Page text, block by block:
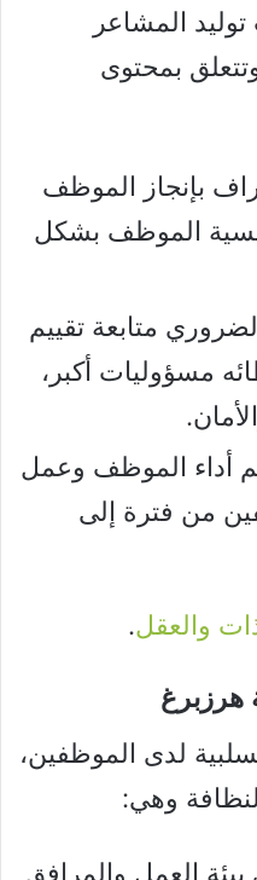
المشاعر
بمحتوى
بإنجاز الموظف
الموظف بشكل
متابعة تقييم
مسؤوليات أكبر،
أداء الموظف وعمل
من فترة إلى
والعقل.
لدى الموظفين،
وهي:
بيئة العمل والمرافق